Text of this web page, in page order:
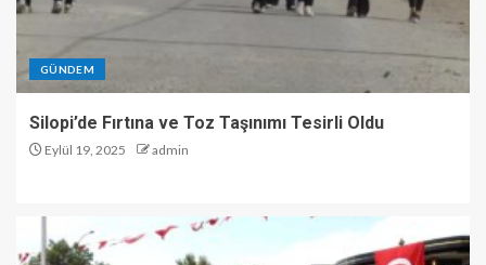
GÜNDEM
Silopi’de Fırtına ve Toz Taşınımı Tesirli Oldu
Eylül 19, 2025 admin